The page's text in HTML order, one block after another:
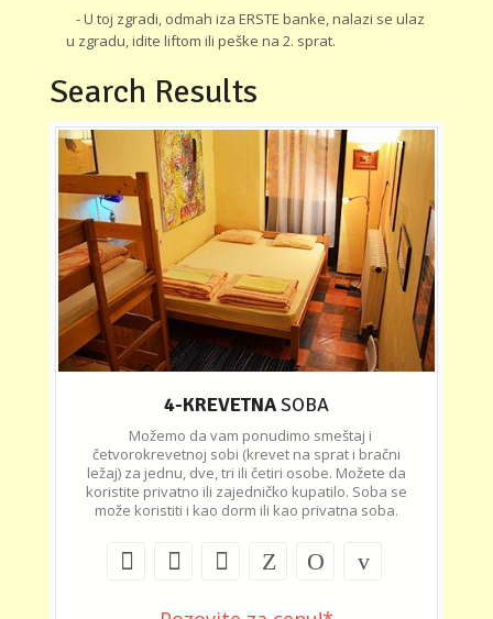
- U toj zgradi, odmah iza ERSTE banke, nalazi se ulaz
u zgradu, idite liftom ili peške na 2. sprat.
Search Results
4-KREVETNASOBA
Možemo da vam ponudimo smeštaj i
četvorokrevetnoj sobi (krevet na sprat i bračni
ležaj) za jednu, dve, tri ili četiri osobe. Možete da
koristite privatno ili zajedničko kupatilo. Soba se
može koristiti i kao dorm ili kao privatna soba.